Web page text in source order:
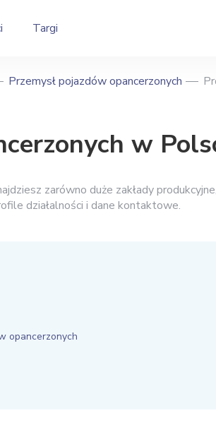
Targi
Przemysł pojazdów opancerzonych
w
zarówno duże zakłady
działalności i dane kontaktowe.
opancerzonych